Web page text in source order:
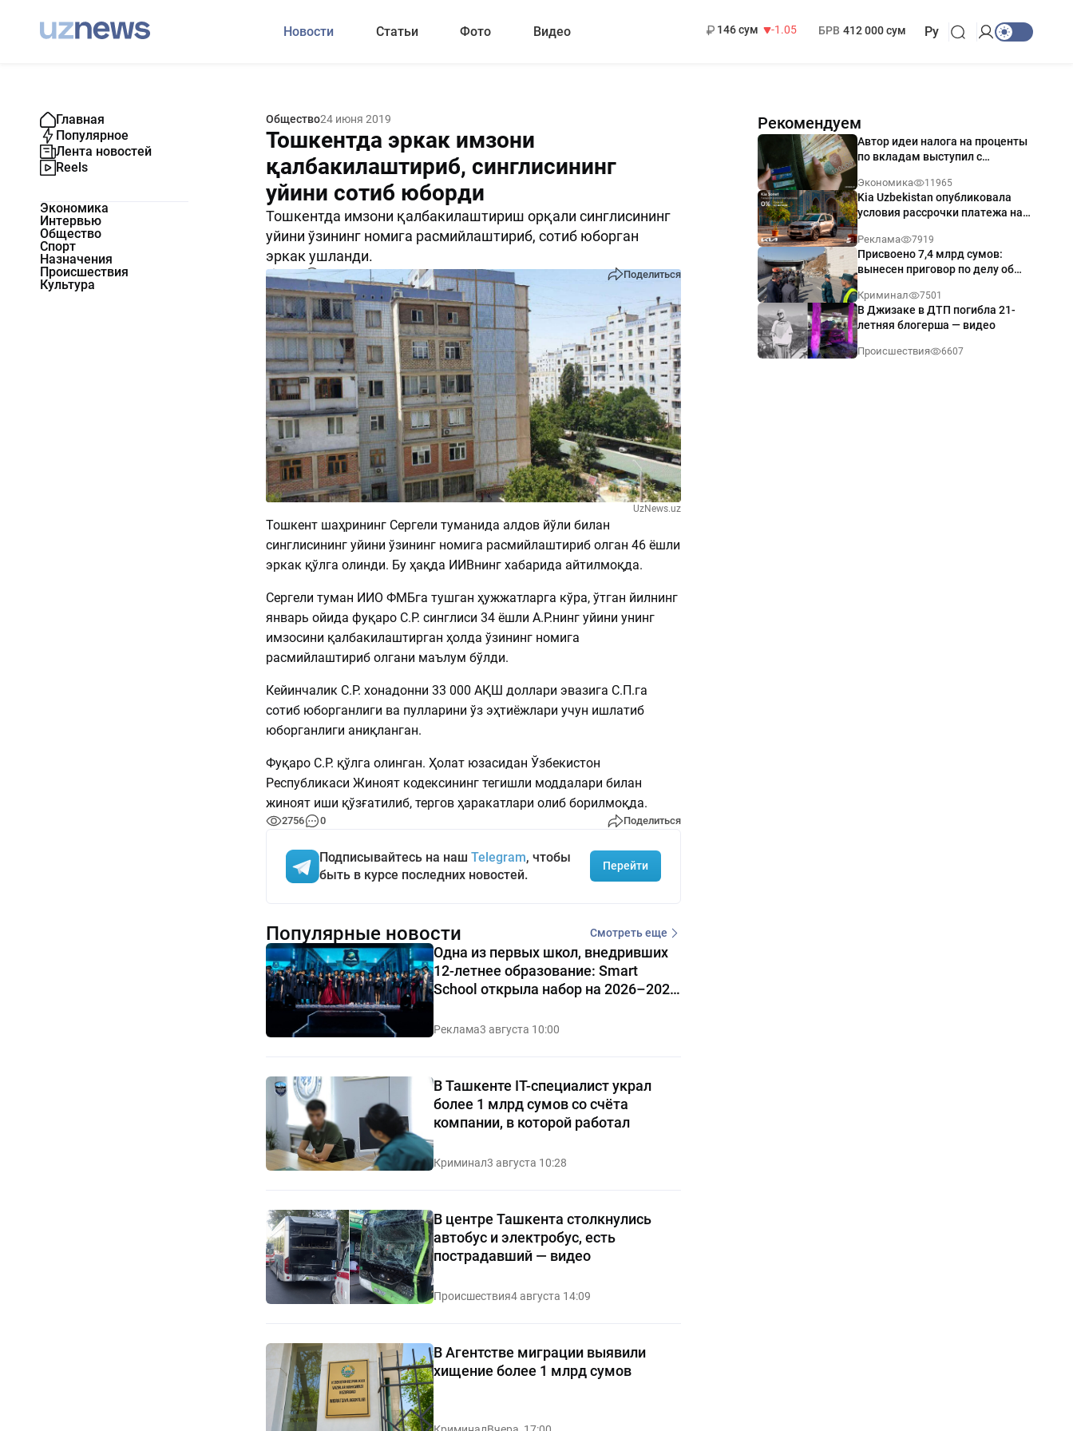
Новости Статьи Фото Видео
146 сум
-1.05
БРВ 412 000 сум Ру
Главная
Популярное
Лента новостей
Reels
Экономика
Интервью
Общество
Спорт
Назначения
Происшествия
Культура
Общество24 июня 2019
Тошкентда эркак имзони
қалбакилаштириб, синглисининг
уйини сотиб юборди
Тошкентда имзони қалбакилаштириш орқали синглисининг
уйини ўзининг номига расмийлаштириб, сотиб юборган
эркак ушланди.
2756 Поделиться
UzNews.uz
Тошкент шаҳрининг Сергели туманида алдов йўли билан
синглисининг уйини ўзининг номига расмийлаштириб олган 46 ёшли
эркак қўлга олинди. Бу ҳақда ИИВнинг хабарида айтилмоқда.
Сергели туман ИИО ФМБга тушган ҳужжатларга кўра, ўтган йилнинг
январь ойида фуқаро С.Р. синглиси 34 ёшли А.Р.нинг уйини унинг
имзосини қалбакилаштирган ҳолда ўзининг номига
расмийлаштириб олгани маълум бўлди.
Кейинчалик С.Р. хонадонни 33 000 АҚШ доллари эвазига С.П.га
сотиб юборганлиги ва пулларини ўз эҳтиёжлари учун ишлатиб
юборганлиги аниқланган.
Фуқаро С.Р. қўлга олинган. Ҳолат юзасидан Ўзбекистон
Республикаси Жиноят кодексининг тегишли моддалари билан
жиноят иши қўзғатилиб, тергов ҳаракатлари олиб борилмоқда.
2756 0 Поделиться
Подписывайтесь на наш Telegram, чтобы
быть в курсе последних новостей.
Перейти
Рекомендуем
Автор идеи налога на проценты
по вкладам выступил с
Экономика 11965
Kia Uzbekistan опубликовала
условия рассрочки платежа на
годовых
Реклама 7919
Присвоено 7,4 млрд сумов:
вынесен приговор по делу об
Ташкенте
Криминал 7501
В Джизаке в ДТП погибла 21-
летняя блогерша — видео
Происшествия 6607
Популярные новости Смотреть еще
Одна из первых школ, внедривших
12-летнее образование: Smart
School открыла набор на 2026–2027
учебный год
Реклама3 августа 10:00
В Ташкенте IT-специалист украл
более 1 млрд сумов со счёта
компании, в которой работал
Криминал3 августа 10:28
В центре Ташкента столкнулись
автобус и электробус, есть
пострадавший — видео
Происшествия4 августа 14:09
В Агентстве миграции выявили
хищение более 1 млрд сумов